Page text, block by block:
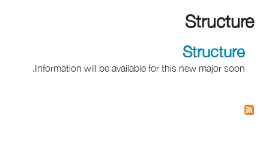
Structure
Structure
Information will be available for this new major soon.